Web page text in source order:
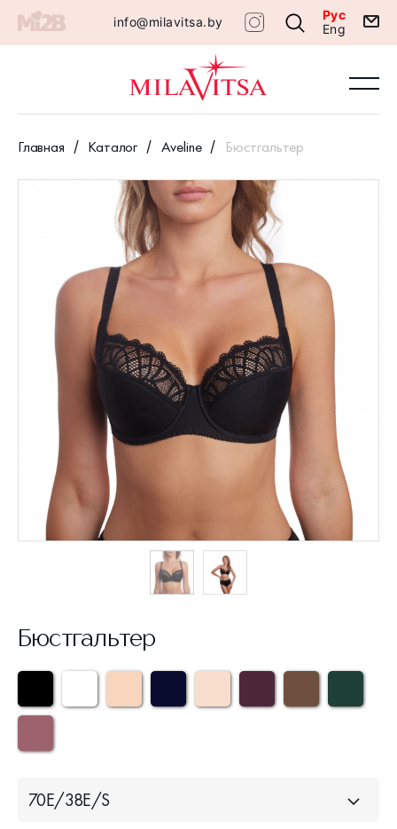
info@milavitsa.by
Рус
Eng
Главная Каталог Aveline Бюстгальтер
Бюстгальтер
70Е/38Е/S